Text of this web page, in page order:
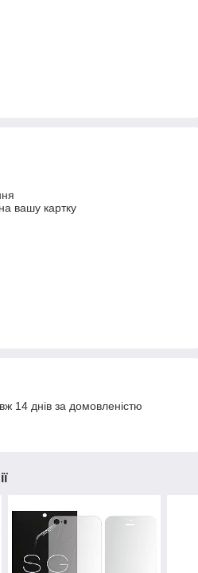
вашу картку
14 днів за домовленістю